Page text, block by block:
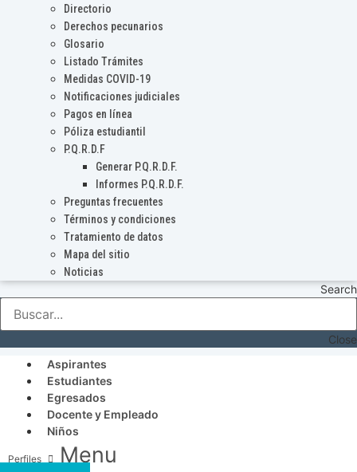
Directorio
Derechos pecunarios
Glosario
Listado Trámites
Medidas COVID-19
Notificaciones judiciales
Pagos en línea
Póliza estudiantil
P.Q.R.D.F
Generar P.Q.R.D.F.
Informes P.Q.R.D.F.
Preguntas frecuentes
Términos y condiciones
Tratamiento de datos
Mapa del sitio
Noticias
Search
Close
Aspirantes
Estudiantes
Egresados
Docente y Empleado
Niños
Menu